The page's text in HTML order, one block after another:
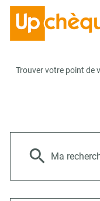
Trouver votre point de
Ma